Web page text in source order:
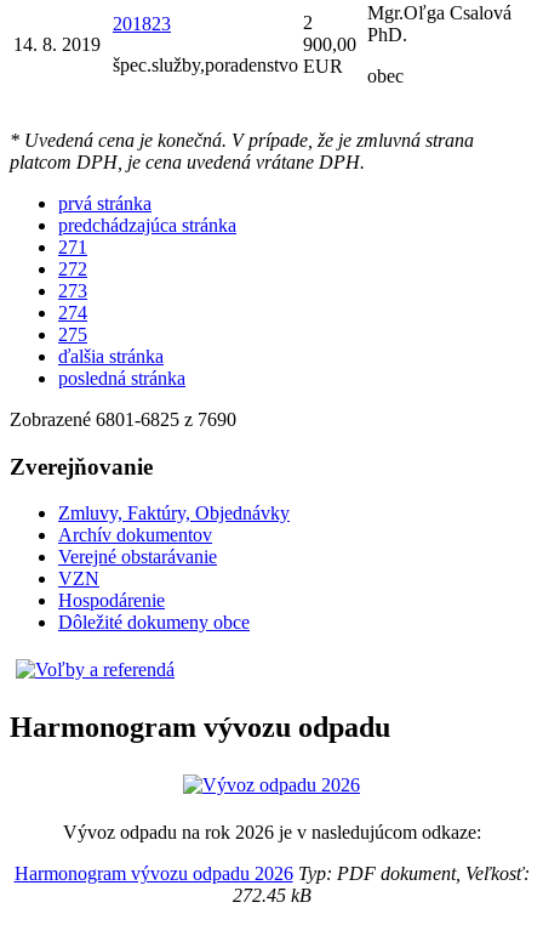
14. 8. 2019
201823
špec.služby,poradenstvo
2
900,00
EUR
Mgr.Oľga Csalová
PhD.
obec
* Uvedená cena je konečná. V prípade, že je zmluvná strana
platcom DPH, je cena uvedená vrátane DPH.
prvá stránka
predchádzajúca stránka
271
272
273
274
275
ďalšia stránka
posledná stránka
Zobrazené 6801-6825 z 7690
Zverejňovanie
Zmluvy, Faktúry, Objednávky
Archív dokumentov
Verejné obstarávanie
VZN
Hospodárenie
Dôležité dokumeny obce
Harmonogram vývozu odpadu
Vývoz odpadu na rok 2026 je v nasledujúcom odkaze:
Harmonogram vývozu odpadu 2026Typ: PDF dokument, Veľkosť:
272.45 kB